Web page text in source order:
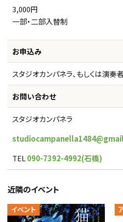
3,000円
一部・二部入替制
お申込み
スタジオカンパネラ、もしくは演奏
お問い合わせ
スタジオカンパネラ
TEL090-7392-4992(石橋)
近隣のイベント
イベント